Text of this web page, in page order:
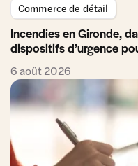
Commerce de détail
Incendies en Gironde,
dispositifs d’urgence
6 août 2026